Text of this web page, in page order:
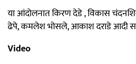
या आंदोलनात किरण देडे , विकास
ढेपे, कमलेश भोसले, आकाश दराडे आदी
Video